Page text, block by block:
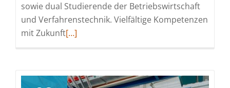
sowie dual Studierende der Betriebswirtschaft
und Verfahrenstechnik. Vielfältige Kompetenzen
mit ZukunftRead
[…]